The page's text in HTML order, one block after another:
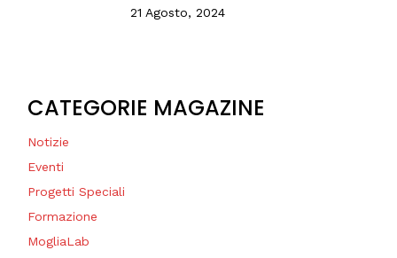
21 Agosto, 2024
CATEGORIE MAGAZINE
Notizie
Eventi
Progetti Speciali
Formazione
MogliaLab